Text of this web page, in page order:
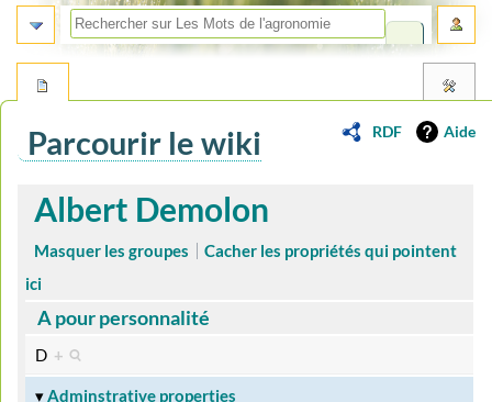
RDF Aide
Parcourir le wiki
Aller
Aller
Albert Demolon
Masquer les groupes
Cacher les propriétés qui pointent
ici
A pour personnalité
D +
Adminstrative properties